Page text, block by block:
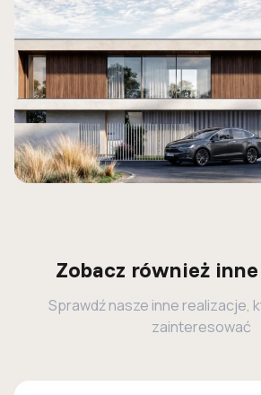
Zobacz również
Sprawdź nasze inne realizacje,
zainteresować